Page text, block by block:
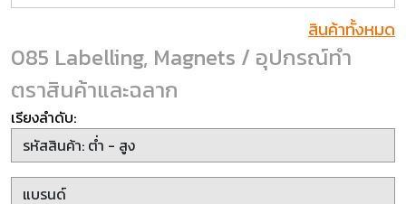
สินค้าทั้งหมด
085 Labelling, Magnets / อุปกรณ์ทำ
ตราสินค้าและฉลาก
เรียงลำดับ: